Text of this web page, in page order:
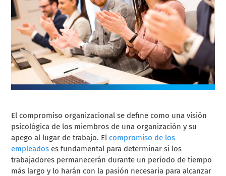
El compromiso organizacional se define como una visión
psicológica de los miembros de una organización y su
apego al lugar de trabajo. El compromiso de los
empleados es fundamental para determinar si los
trabajadores permanecerán durante un período de tiempo
más largo y lo harán con la pasión necesaria para alcanzar